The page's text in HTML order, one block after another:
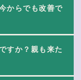
からでも改善で
すか？親も来た